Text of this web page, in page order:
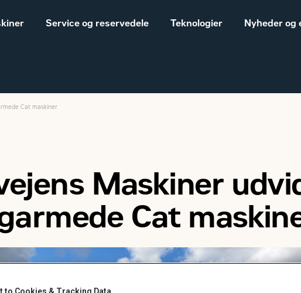
Service og reservedele Teknologier Nyheder og
Vores historie
Sales and delivery
terms - Construction
DELE
Cat maskiner
Maskiner
Cat